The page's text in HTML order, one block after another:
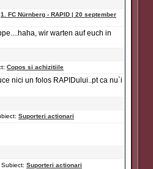
1. FC Nürnberg - RAPID | 20 september
wir warten auf euch in
Copos si achizitiile
nici un folos RAPIDului..pt ca nu`i
Suporteri actionari
Suporteri actionari